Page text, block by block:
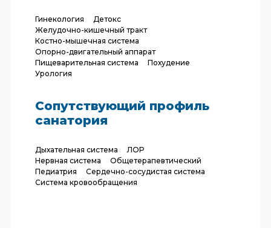
Гинекология
Детокс
Желудочно-кишечный тракт
Костно-мышечная система
Опорно-двигательный аппарат
Пищеварительная система
Похудение
Урология
Сопутствующий профиль
санатория
Дыхательная система
ЛОР
Нервная система
Общетерапевтический
Педиатрия
Сердечно-сосудистая система
Система кровообращения